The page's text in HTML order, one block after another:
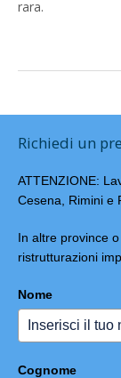
rara.
Richiedi un
ATTENZIONE:
Cesena, Rimini e
In altre province
ristrutturazioni
Nome
Cognome